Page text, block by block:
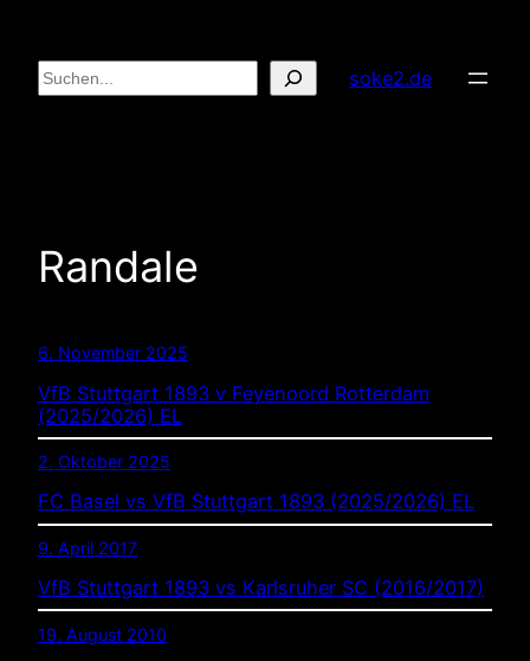
Inhalt
springen
Suchen soke2.de
Randale
6. November 2025
VfB Stuttgart 1893 v Feyenoord Rotterdam
(2025/2026) EL
2. Oktober 2025
FC Basel vs VfB Stuttgart 1893 (2025/2026) EL
9. April 2017
VfB Stuttgart 1893 vs Karlsruher SC (2016/2017)
19. August 2010